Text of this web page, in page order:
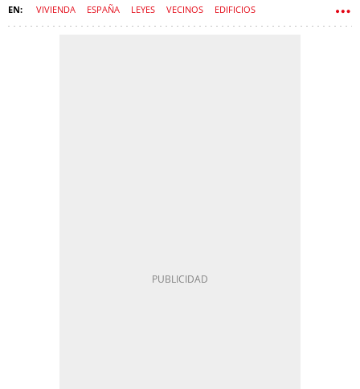
VIVIENDA ESPAÑA LEYES VECINOS EDIFICIOS